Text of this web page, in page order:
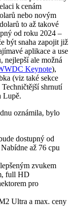
k cenám
nebo novým
to až takové
od roku 2024 –
být snaha zapojit již
aplikace a use
nejlepší ale možná
Keynote),
(viz také sekce
shrnutí
Lupě.
oznámila, bylo
dostupný od
až 76 cpu
zvukem
full HD
pro
Ultra a max. ceny